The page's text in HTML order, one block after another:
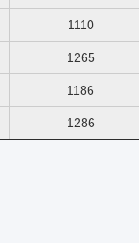
1110
1265
1186
1286